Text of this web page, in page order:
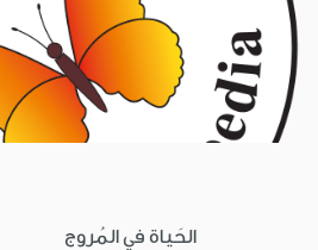
الحَياة في المُروج